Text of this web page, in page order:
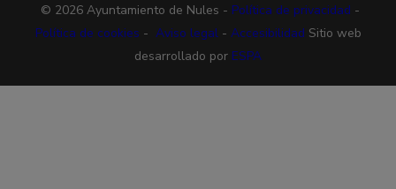
© 2026 Ayuntamiento de Nules - Política de privacidad -
Política de cookies - Aviso legal- Accesibilidad Sitio web
desarrollado por ESPA